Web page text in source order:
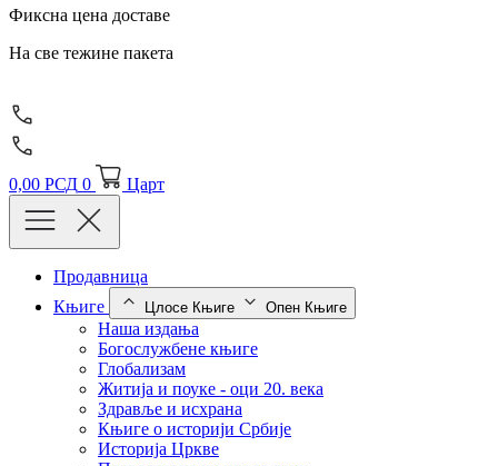
Фиксна цена доставе
На све тежине пакета
0,00 РСД 0 Царт
Продавница
Књиге
Цлосе Књиге Опен Књиге
Наша издања
Богослужбене књиге
Глобализам
Житија и поуке - оци 20. века
Здравље и исхрана
Књиге о историји Србије
Историја Цркве